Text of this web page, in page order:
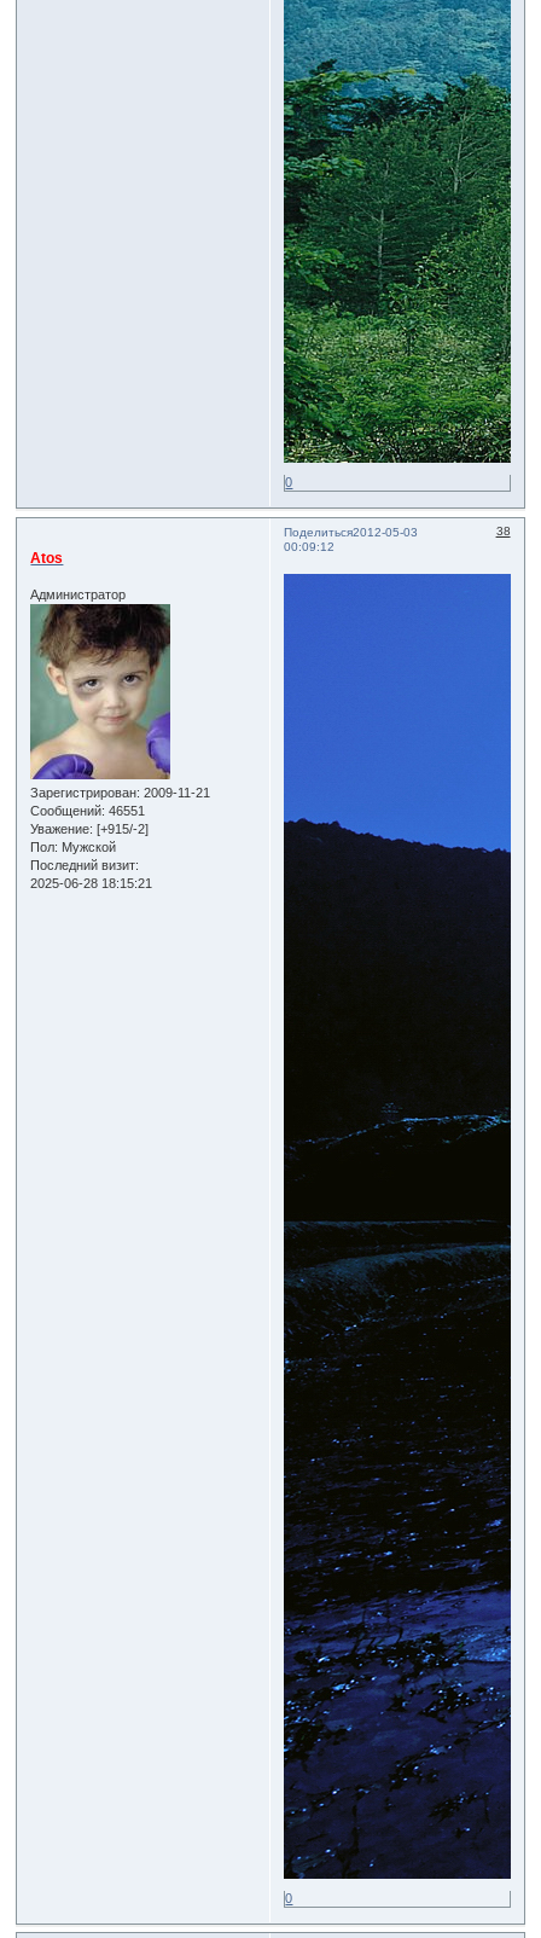
0
Поделиться 38
2012-05-03
00:09:12
Atos
Администратор
Зарегистрирован: 2009-11-21
Сообщений: 46551
Уважение: [+915/-2]
Пол: Мужской
Последний визит:
2025-06-28 18:15:21
0